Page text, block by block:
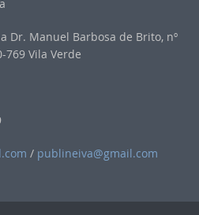
Dr. Manuel Barbosa de Brito, nº
769 Vila Verde
/ publineiva@gmail.com